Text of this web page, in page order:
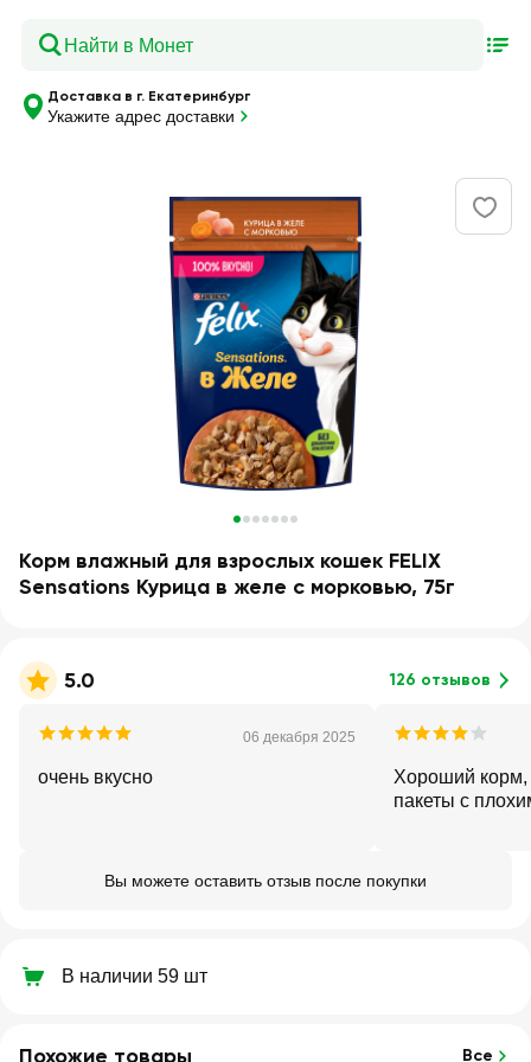
Доставка в г. Екатеринбург
Укажите адрес доставки
Корм влажный для взрослых кошек FELIX
Sensations Курица в желе с морковью, 75г
5.0 126 отзывов
06 декабря 2025
очень вкусно
Хороший корм,
пакеты с
Вы можете оставить отзыв после покупки
В наличии 59 шт
Похожие товары Все